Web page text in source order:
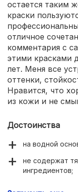
остается таким
краски
отличное
комментария с
этими красками
лет. Меня все
оттенки,
Нравится, что
из кожи и не
Достоинства
на водной
не содержат
ингредиентов;